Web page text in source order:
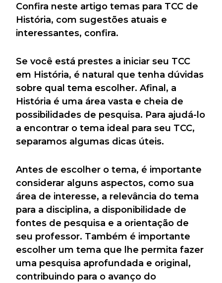
Confira neste artigo temas para TCC de
História, com sugestões atuais e
interessantes, confira.
Se você está prestes a iniciar seu TCC
em História, é natural que tenha dúvidas
sobre qual tema escolher. Afinal, a
História é uma área vasta e cheia de
possibilidades de pesquisa. Para ajudá-lo
a encontrar o tema ideal para seu TCC,
separamos algumas dicas úteis.
Antes de escolher o tema, é importante
considerar alguns aspectos, como sua
área de interesse, a relevância do tema
para a disciplina, a disponibilidade de
fontes de pesquisa e a orientação de
seu professor. Também é importante
escolher um tema que lhe permita fazer
uma pesquisa aprofundada e original,
contribuindo para o avanço do